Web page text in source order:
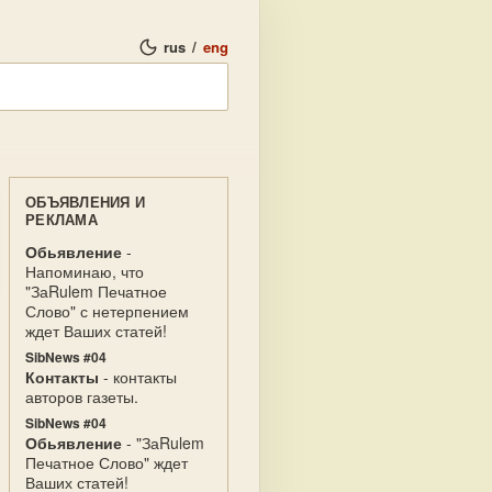
rus / eng
ОБЪЯВЛЕНИЯ И
РЕКЛАМА
Обьявление -
Напоминаю, что
"ЗаRulem Печатное
Слово" с нетерпением
ждет Ваших статей!
SibNews #04
Контакты - контакты
авторов газеты.
SibNews #04
Обьявление - "ЗаRulem
Печатное Слово" ждет
Ваших статей!